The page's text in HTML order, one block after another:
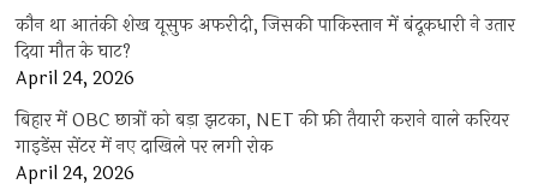
कौन था आतंकी शेख यूसुफ अफरीदी, जिसकी पाकिस्तान में बंदूकधारी ने उतार
दिया मौत के घाट?
April 24, 2026
बिहार में OBC छात्रों को बड़ा झटका, NET की फ्री तैयारी कराने वाले करियर
गाइडेंस सेंटर में नए दाखिले पर लगी रोक
April 24, 2026